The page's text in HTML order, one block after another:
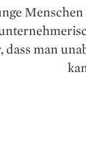
dass man